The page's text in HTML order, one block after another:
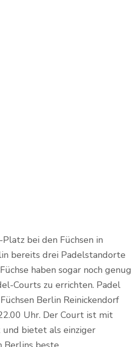
bei den Füchsen in
bereits drei Padelstandorte
haben sogar noch genug
Courts zu errichten. Padel
Berlin Reinickendorf
Uhr. Der Court ist mit
bietet als einziger